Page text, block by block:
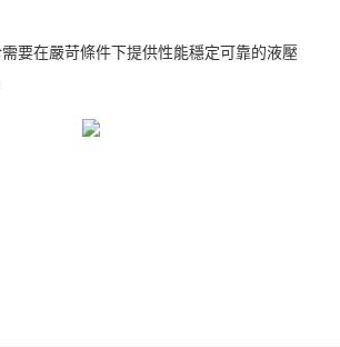
要在嚴苛條件下提供性能穩定可靠的液壓